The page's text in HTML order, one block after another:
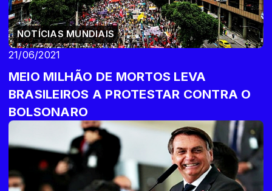
NOTÍCIAS MUNDIAIS
21/06/2021
MEIO MILHÃO DE MORTOS LEVA
BRASILEIROS A PROTESTAR CONTRA O
BOLSONARO